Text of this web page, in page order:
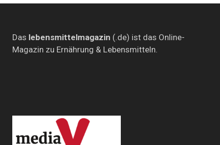
Das lebensmittelmagazin (.de) ist das Online-
Magazin zu Ernährung & Lebensmitteln.